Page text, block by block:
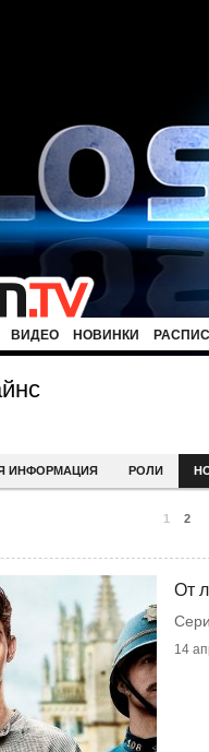
ВИДЕО НОВИНКИ
ИНФОРМАЦИЯ РОЛИ
1 2
От
14